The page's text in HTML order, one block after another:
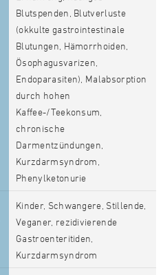
Blutspenden, Blutverluste
(okkulte gastrointestinale
Blutungen, Hämorrhoiden,
Ösophagusvarizen,
Endoparasiten), Malabsorption
durch hohen
Kaffee-/Teekonsum,
chronische
Darmentzündungen,
Kurzdarmsyndrom,
Phenylketonurie
Kinder, Schwangere, Stillende,
Veganer, rezidivierende
Gastroenteritiden,
Kurzdarmsyndrom